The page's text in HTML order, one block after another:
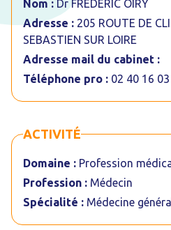
Nom : Dr FREDERIC OIRY
Adresse : 205 ROUTE DE
SEBASTIEN SUR LOIRE
Adresse mail du cabinet :
Téléphone pro : 02 40 16
ACTIVITÉ
Domaine : Profession
Profession : Médecin
Spécialité : Médecine